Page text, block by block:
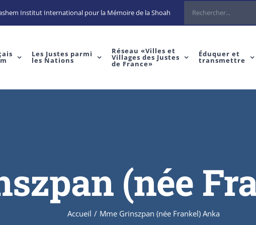
Institut International pour la Mémoire de la Shoah Rechercher
Les Justes parmi
les Nations
Réseau «Villes et
Villages des Justes
de France»
Éduquer et
transmettre
(née
Accueil / Mme Grinszpan (née Frankel) Anka